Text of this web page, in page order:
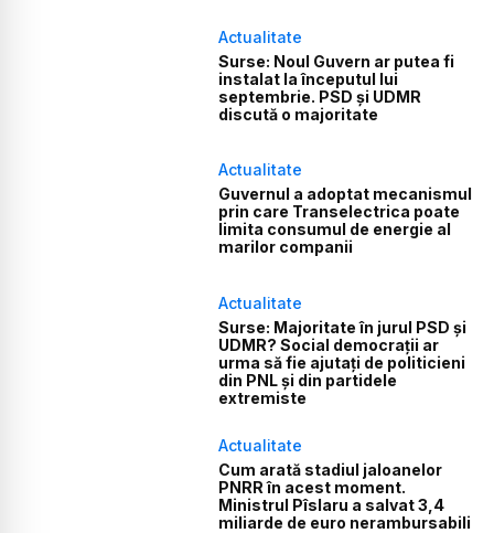
Actualitate
Surse: Noul Guvern ar putea fi
instalat la începutul lui
septembrie. PSD și UDMR
discută o majoritate
Actualitate
Guvernul a adoptat mecanismul
prin care Transelectrica poate
limita consumul de energie al
marilor companii
Actualitate
Surse: Majoritate în jurul PSD și
UDMR? Social democrații ar
urma să fie ajutați de politicieni
din PNL și din partidele
extremiste
Actualitate
Cum arată stadiul jaloanelor
PNRR în acest moment.
Ministrul Pîslaru a salvat 3,4
miliarde de euro nerambursabili